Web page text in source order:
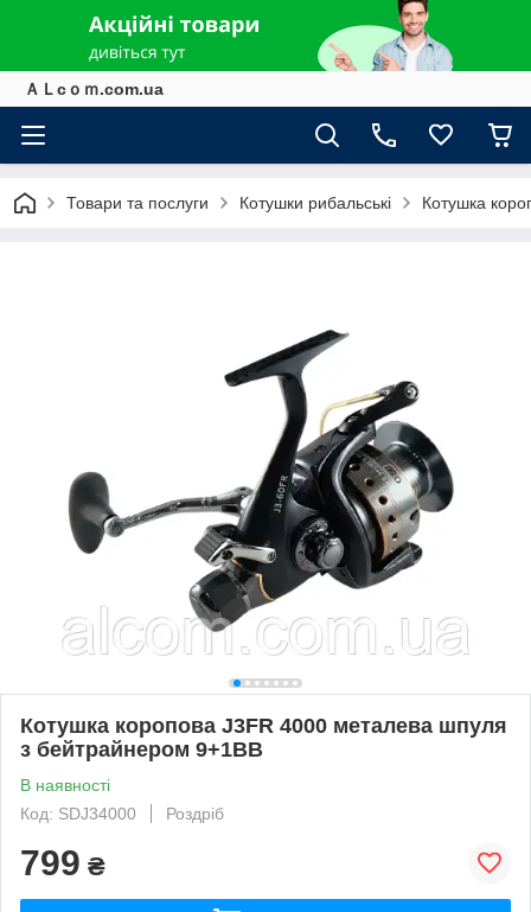
ＡＬcｏｍ.com.ua
Товари та послуги Котушки рибальські Котушка
Котушка коропова J3FR 4000 металева шпуля
з бейтрайнером 9+1BB
В наявності
Код: SDJ34000
Роздріб
799 ₴